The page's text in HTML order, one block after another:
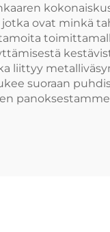
ovat minkä
liittyy
suoraan